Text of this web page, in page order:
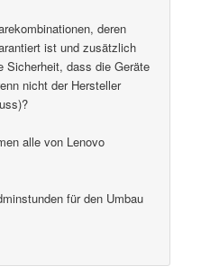
deren
ist und zusätzlich
Sicherheit, dass die Geräte
nicht der Hersteller
alle von Lenovo
für den Umbau